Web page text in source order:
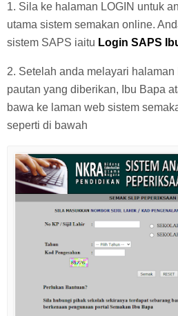
1. Sila ke halaman LOGIN untuk
utama sistem semakan online.
sistem SAPS iaitu Login SAPS
2. Setelah anda melayari
pautan yang diberikan, Ibu Bapa
bawa ke laman web sistem
seperti di bawah